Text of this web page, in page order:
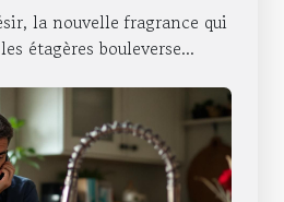
la séduction
la nouvelle fragrance qui
étagères bouleverse...